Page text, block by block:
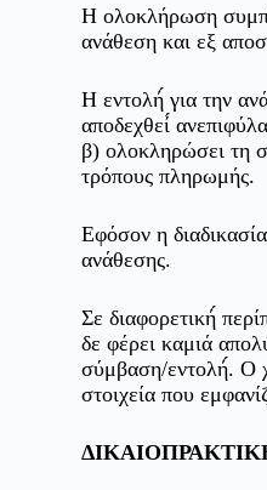
Η ολοκλήρωση
ανάθεση και εξ
Η εντολή́ για την
αποδεχθεί́
β) ολοκληρώσει τη
τρόπους πληρωμής.
Εφόσον η
ανάθεσης.
Σε διαφορετική́
δε φέρει καμιά
σύμβαση/εντολή́. Ο
στοιχεία που